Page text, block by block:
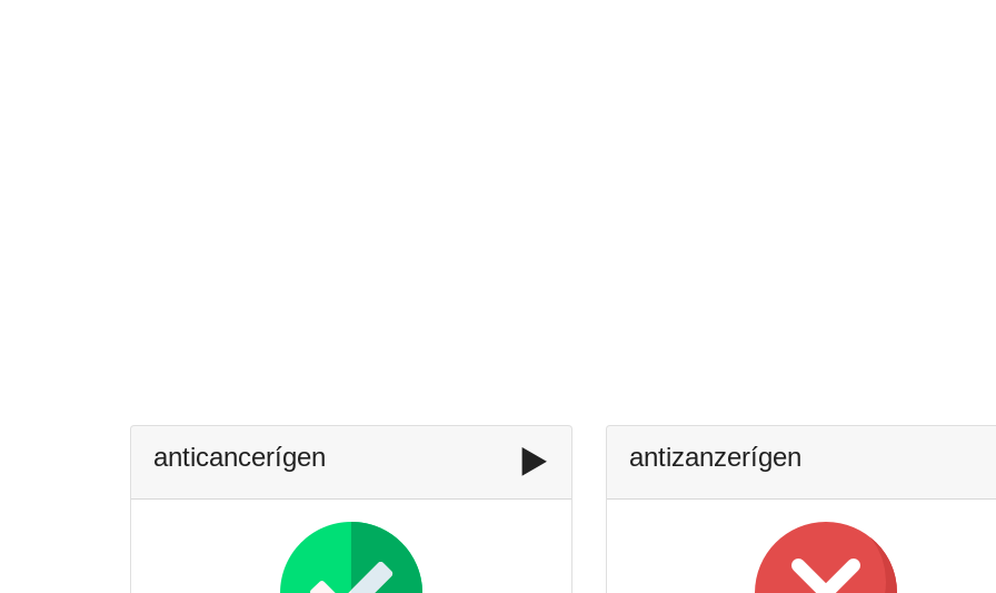
anticancerígen ▶️ antizanzerígen